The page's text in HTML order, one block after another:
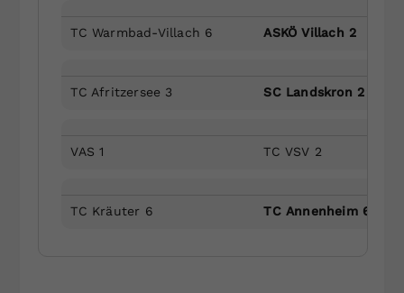
TC Warmbad-Villach 6 ASKÖ Villach 2
TC Afritzersee 3 SC Landskron 2
VAS 1 TC VSV 2
TC Kräuter 6 TC Annenheim 6